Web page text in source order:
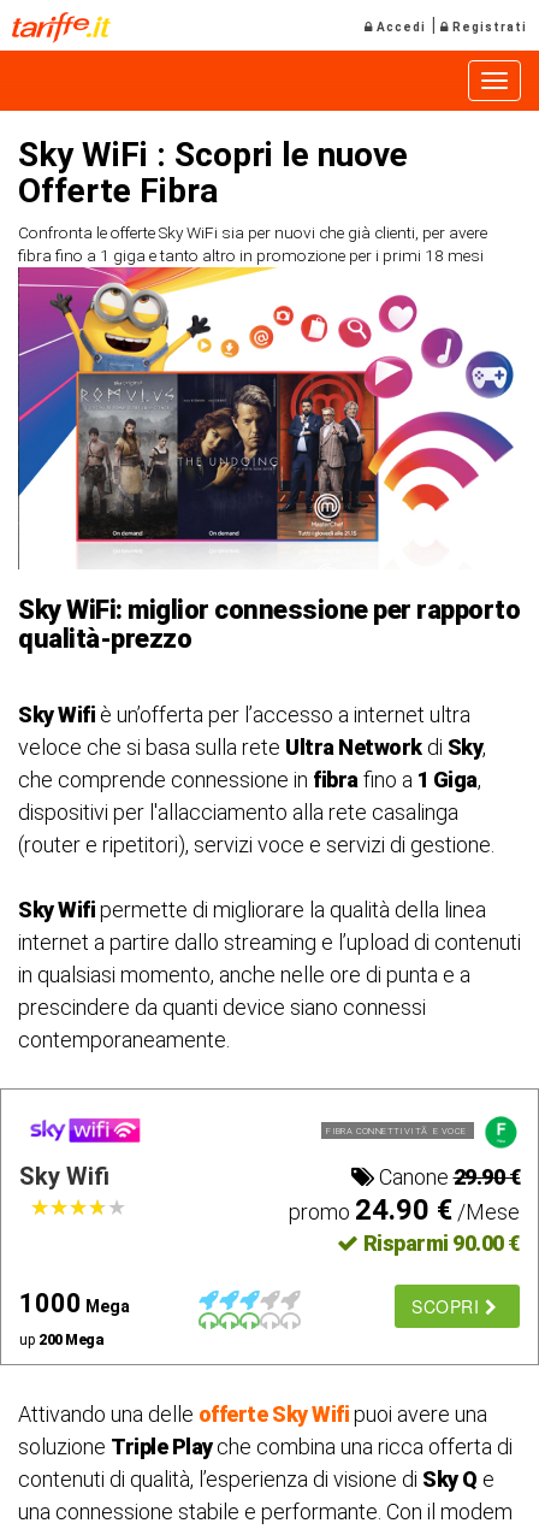
Accedi | Registrati
Sky WiFi : Scopri le nuove
Offerte Fibra
Confronta le offerte Sky WiFi sia per nuovi che già clienti, per avere
fibra fino a 1 giga e tanto altro in promozione per i primi 18 mesi
Sky WiFi: miglior connessione per rapporto
qualità-prezzo
Sky Wifi è un’offerta per l’accesso a internet ultra
veloce che si basa sulla rete Ultra Networkdi Sky,
che comprende connessione in fibra fino a 1 Giga,
dispositivi per l'allacciamento alla rete casalinga
(router e ripetitori), servizi voce e servizi di gestione.
Sky Wifipermette di migliorare la qualità della linea
internet a partire dallo streaming e l’upload di contenuti
in qualsiasi momento, anche nelle ore di punta e a
prescindere da quanti device siano connessi
contemporaneamente.
FIBRA CONNETTIVITÃ E VOCE
Sky Wifi Canone29.90 €
★★★★★
★★★★★ promo 24.90 €/Mese
Risparmi 90.00 €
1000 Mega
up 200 Mega
SCOPRI
Attivando una delle offerte Sky Wifipuoi avere una
soluzione Triple Playche combina una ricca offerta di
contenuti di qualità, l’esperienza di visione di Sky Q e
una connessione stabile e performante. Con il modem